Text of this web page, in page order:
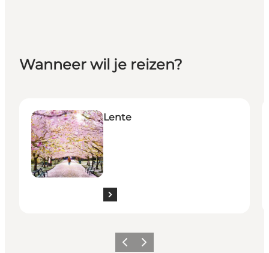
Wanneer wil je reizen?
Lente
Vorige Volgende